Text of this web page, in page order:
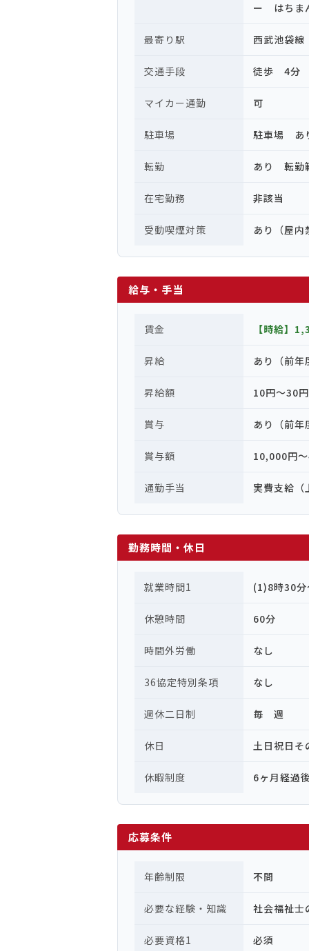
ー はちま
最寄り駅 西武池袋
交通手段 徒歩 4分
マイカー通勤 可
駐車場 駐車場 あ
転勤 あり 転勤
在宅勤務 非該当
受動喫煙対策 あり（屋内
給与・手当
賃金 【時給】
昇給 あり（前
昇給額 10円〜30円
賞与 あり（前
賞与額 10,000円
通勤手当 実費支給（
勤務時間・休日
就業時間1 (1)8時30
休憩時間 60分
時間外労働 なし
36協定特別条項 なし
週休二日制 毎 週
休日 土日祝日そ
休暇制度 6ヶ月経過
応募条件
年齢制限 不問
必要な経験・知識 社会福祉士
必要資格1 必須